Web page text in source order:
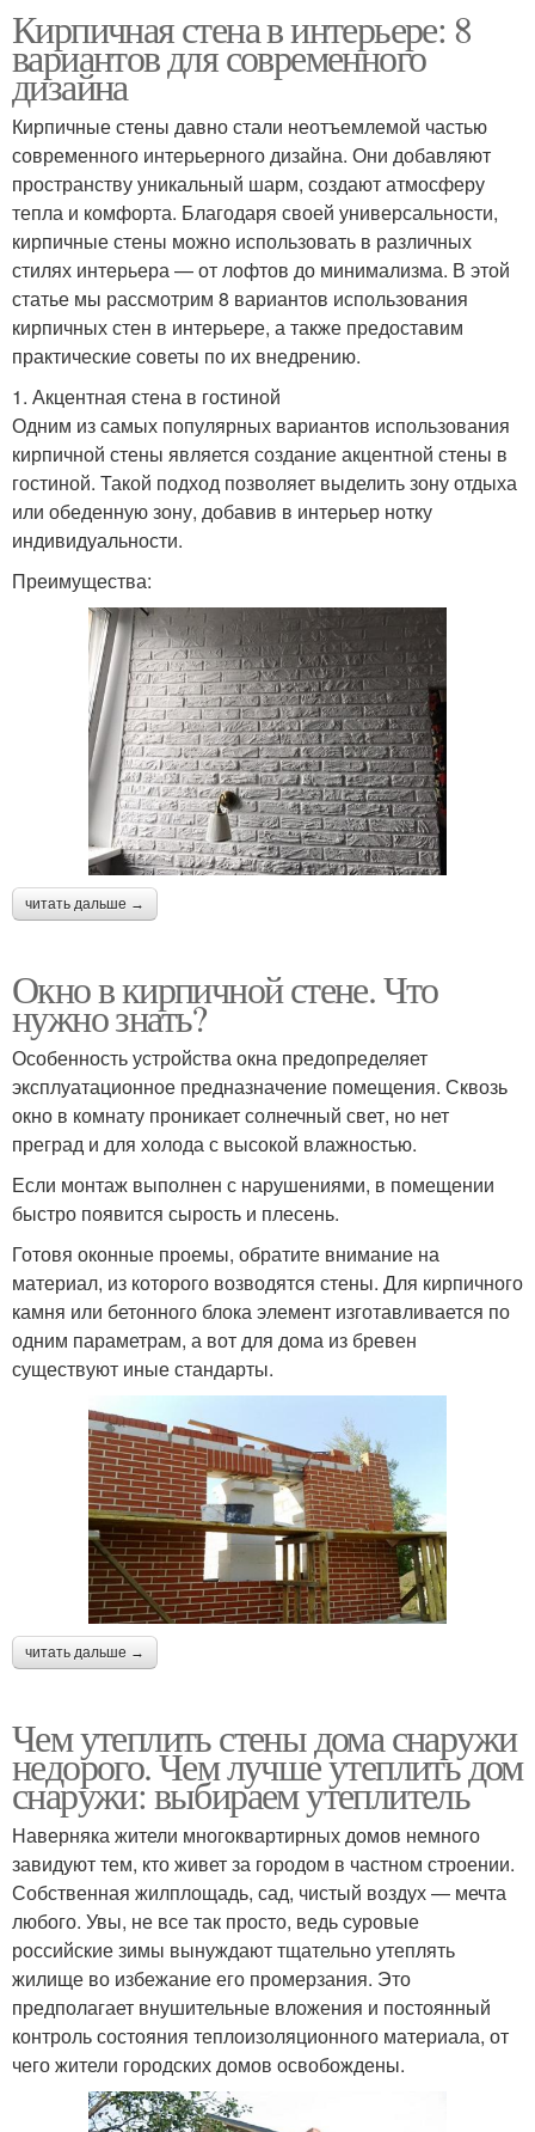
Кирпичная стена в интерьере: 8
вариантов для современного
дизайна
Кирпичные стены давно стали неотъемлемой частью
современного интерьерного дизайна. Они добавляют
пространству уникальный шарм, создают атмосферу
тепла и комфорта. Благодаря своей универсальности,
кирпичные стены можно использовать в различных
стилях интерьера — от лофтов до минимализма. В этой
статье мы рассмотрим 8 вариантов использования
кирпичных стен в интерьере, а также предоставим
практические советы по их внедрению.
1. Акцентная стена в гостиной
Одним из самых популярных вариантов использования
кирпичной стены является создание акцентной стены в
гостиной. Такой подход позволяет выделить зону отдыха
или обеденную зону, добавив в интерьер нотку
индивидуальности.
Преимущества:
читать дальше →
Окно в кирпичной стене. Что
нужно знать?
Особенность устройства окна предопределяет
эксплуатационное предназначение помещения. Сквозь
окно в комнату проникает солнечный свет, но нет
преград и для холода с высокой влажностью.
Если монтаж выполнен с нарушениями, в помещении
быстро появится сырость и плесень.
Готовя оконные проемы, обратите внимание на
материал, из которого возводятся стены. Для кирпичного
камня или бетонного блока элемент изготавливается по
одним параметрам, а вот для дома из бревен
существуют иные стандарты.
читать дальше →
Чем утеплить стены дома снаружи
недорого. Чем лучше утеплить дом
снаружи: выбираем утеплитель
Наверняка жители многоквартирных домов немного
завидуют тем, кто живет за городом в частном строении.
Собственная жилплощадь, сад, чистый воздух — мечта
любого. Увы, не все так просто, ведь суровые
российские зимы вынуждают тщательно утеплять
жилище во избежание его промерзания. Это
предполагает внушительные вложения и постоянный
контроль состояния теплоизоляционного материала, от
чего жители городских домов освобождены.